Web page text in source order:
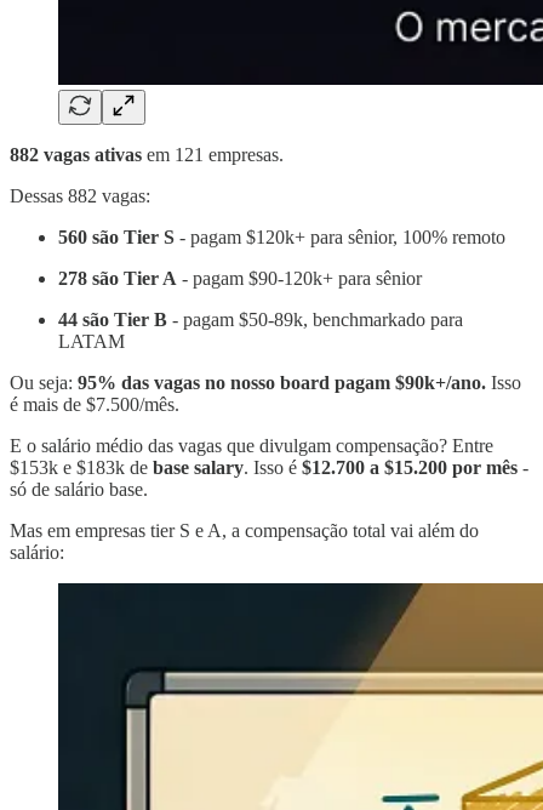
882 vagas ativas em 121 empresas.
Dessas 882 vagas:
560 são Tier S - pagam $120k+ para sênior, 100% remoto
278 são Tier A - pagam $90-120k+ para sênior
44 são Tier B - pagam $50-89k, benchmarkado para
LATAM
Ou seja: 95% das vagas no nosso board pagam $90k+/ano. Isso
é mais de $7.500/mês.
E o salário médio das vagas que divulgam compensação? Entre
$153k e $183k de base salary. Isso é $12.700 a $15.200 por mês -
só de salário base.
Mas em empresas tier S e A, a compensação total vai além do
salário: